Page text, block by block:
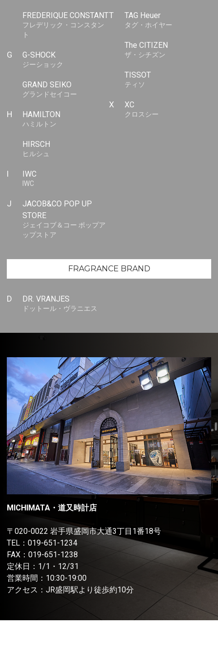
FREDERIQUE CONSTANT
フレデリック・コンスタン
ト
G G-SHOCK
ジーショック
GRAND SEIKO
グランドセイコー
H HAMILTON
ハミルトン
HIRSCH
ヒルシュ
IWC
IWC
J
JACOB&CO POP UP
STORE
ジェイコブ＆コー ポップア
ップストア
T TAG Heuer
タグ・ホイヤー
The CITIZEN
ザ・シチズン
TISSOT
ティソ
X XC
クロスシー
FRAGRANCE BRAND
D DR. VRANJES
ドットール・ヴラニエス
MICHIMATA・道又時計店
〒020-0022 岩手県盛岡市大通3丁目1番18号
TEL： 019-651-1234
FAX：019-651-1238
定休日：1/1・12/31
営業時間：10:30-19:00
アクセス：JR盛岡駅より徒歩約10分